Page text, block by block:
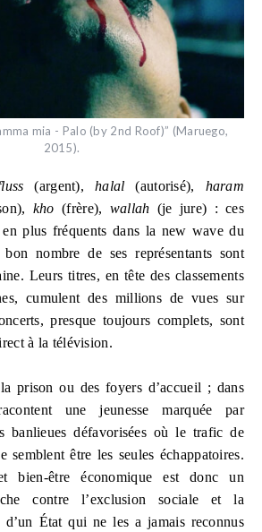
mia - Palo (by 2nd Roof)” (Maruego,
2015).
(argent), halal (autorisé), haram
kho (frère), wallah (je jure) : ces
plus fréquents dans la new wave du
nombre de ses représentants sont
Leurs titres, en tête des classements
cumulent des millions de vues sur
presque toujours complets, sont
à la télévision.
prison ou des foyers d’accueil ; dans
une jeunesse marquée par
banlieues défavorisées où le trafic de
semblent être les seules échappatoires.
bien-être économique est donc un
contre l’exclusion sociale et la
d’un État qui ne les a jamais reconnus